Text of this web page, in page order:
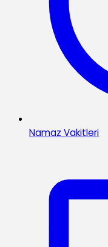
Namaz Vakitleri